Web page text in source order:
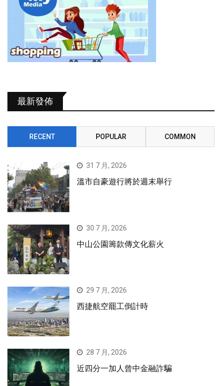
最新發佈
RECENT POPULAR COMMON
31 7 月, 2026
溫市自豪遊行將於週末舉行
30 7 月, 2026
中山公園籌款傳文化薪火
29 7 月, 2026
西捷航空罷工倒計時
28 7 月, 2026
近四分一加人曾中金融詐騙